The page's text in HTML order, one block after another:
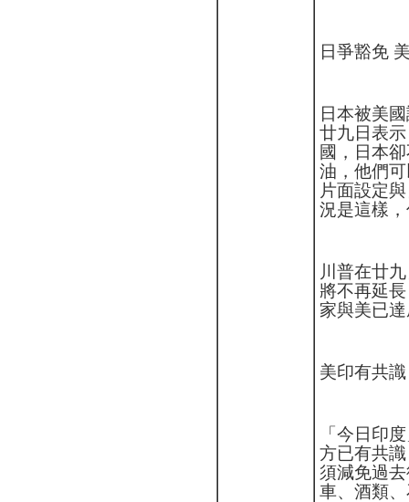
日爭豁免
日本被美
廿九日表
國，日本
油，他們
片面設定
況是這樣
川普在廿
將不再延
家與美已
美印有共
「今日印
方已有共
須減免過
車、酒類